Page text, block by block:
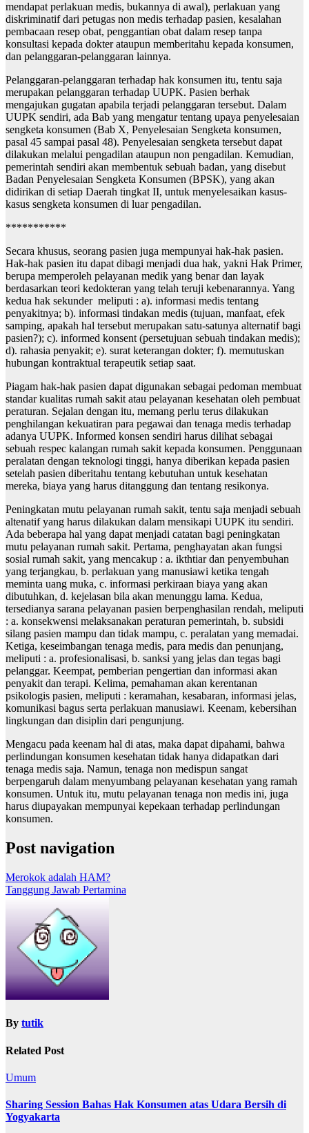
mendapat perlakuan medis, bukannya di awal), perlakuan yang
diskriminatif dari petugas non medis terhadap pasien, kesalahan
pembacaan resep obat, penggantian obat dalam resep tanpa
konsultasi kepada dokter ataupun memberitahu kepada konsumen,
dan pelanggaran-pelanggaran lainnya.
Pelanggaran-pelanggaran terhadap hak konsumen itu, tentu saja
merupakan pelanggaran terhadap UUPK. Pasien berhak
mengajukan gugatan apabila terjadi pelanggaran tersebut. Dalam
UUPK sendiri, ada Bab yang mengatur tentang upaya penyelesaian
sengketa konsumen (Bab X, Penyelesaian Sengketa konsumen,
pasal 45 sampai pasal 48). Penyelesaian sengketa tersebut dapat
dilakukan melalui pengadilan ataupun non pengadilan. Kemudian,
pemerintah sendiri akan membentuk sebuah badan, yang disebut
Badan Penyelesaian Sengketa Konsumen (BPSK), yang akan
didirikan di setiap Daerah tingkat II, untuk menyelesaikan kasus-
kasus sengketa konsumen di luar pengadilan.
***********
Secara khusus, seorang pasien juga mempunyai hak-hak pasien.
Hak-hak pasien itu dapat dibagi menjadi dua hak, yakni Hak Primer,
berupa memperoleh pelayanan medik yang benar dan layak
berdasarkan teori kedokteran yang telah teruji kebenarannya. Yang
kedua hak sekunder meliputi : a). informasi medis tentang
penyakitnya; b). informasi tindakan medis (tujuan, manfaat, efek
samping, apakah hal tersebut merupakan satu-satunya alternatif bagi
pasien?); c). informed konsent (persetujuan sebuah tindakan medis);
d). rahasia penyakit; e). surat keterangan dokter; f). memutuskan
hubungan kontraktual terapeutik setiap saat.
Piagam hak-hak pasien dapat digunakan sebagai pedoman membuat
standar kualitas rumah sakit atau pelayanan kesehatan oleh pembuat
peraturan. Sejalan dengan itu, memang perlu terus dilakukan
penghilangan kekuatiran para pegawai dan tenaga medis terhadap
adanya UUPK. Informed konsen sendiri harus dilihat sebagai
sebuah respec kalangan rumah sakit kepada konsumen. Penggunaan
peralatan dengan teknologi tinggi, hanya diberikan kepada pasien
setelah pasien diberitahu tentang kebutuhan untuk kesehatan
mereka, biaya yang harus ditanggung dan tentang resikonya.
Peningkatan mutu pelayanan rumah sakit, tentu saja menjadi sebuah
altenatif yang harus dilakukan dalam mensikapi UUPK itu sendiri.
Ada beberapa hal yang dapat menjadi catatan bagi peningkatan
mutu pelayanan rumah sakit. Pertama, penghayatan akan fungsi
sosial rumah sakit, yang mencakup : a. ikthtiar dan penyembuhan
yang terjangkau, b. perlakuan yang manusiawi ketika tengah
meminta uang muka, c. informasi perkiraan biaya yang akan
dibutuhkan, d. kejelasan bila akan menunggu lama. Kedua,
tersedianya sarana pelayanan pasien berpenghasilan rendah, meliputi
: a. konsekwensi melaksanakan peraturan pemerintah, b. subsidi
silang pasien mampu dan tidak mampu, c. peralatan yang memadai.
Ketiga, keseimbangan tenaga medis, para medis dan penunjang,
meliputi : a. profesionalisasi, b. sanksi yang jelas dan tegas bagi
pelanggar. Keempat, pemberian pengertian dan informasi akan
penyakit dan terapi. Kelima, pemahaman akan kerentanan
psikologis pasien, meliputi : keramahan, kesabaran, informasi jelas,
komunikasi bagus serta perlakuan manusiawi. Keenam, kebersihan
lingkungan dan disiplin dari pengunjung.
Mengacu pada keenam hal di atas, maka dapat dipahami, bahwa
perlindungan konsumen kesehatan tidak hanya didapatkan dari
tenaga medis saja. Namun, tenaga non medispun sangat
berpengaruh dalam menyumbang pelayanan kesehatan yang ramah
konsumen. Untuk itu, mutu pelayanan tenaga non medis ini, juga
harus diupayakan mempunyai kepekaan terhadap perlindungan
konsumen.
Post navigation
Merokok adalah HAM?
Tanggung Jawab Pertamina
By tutik
Related Post
Umum
Sharing Session Bahas Hak Konsumen atas Udara Bersih di
Yogyakarta